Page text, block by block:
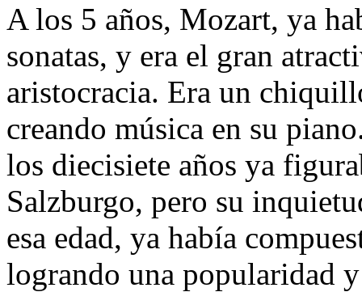
A los 5 años, Mozart, ya
sonatas, y era el gran
aristocracia. Era un
creando música en su
los diecisiete años ya
Salzburgo, pero su
esa edad, ya había
logrando una popularidad